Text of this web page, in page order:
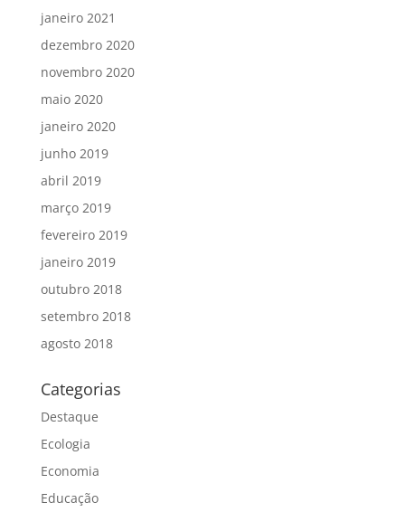
janeiro 2021
dezembro 2020
novembro 2020
maio 2020
janeiro 2020
junho 2019
abril 2019
março 2019
fevereiro 2019
janeiro 2019
outubro 2018
setembro 2018
agosto 2018
Categorias
Destaque
Ecologia
Economia
Educação